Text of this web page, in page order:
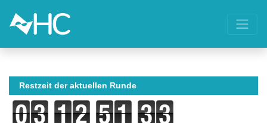
Restzeit der aktuellen Runde